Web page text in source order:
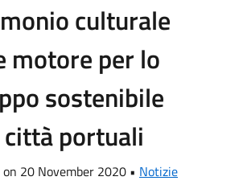
culturale
motore per lo
sostenibile
portuali
20 November 2020 • Notizie